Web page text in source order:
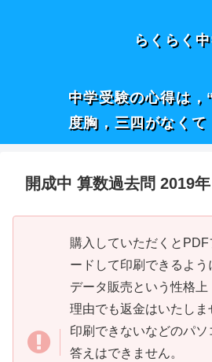
らくらく
中学受験の心得は，
度胸，三四がなく
開成中 算数過去問 2019
購入していただくと
ードして印刷できるよう
データ販売という性格
理由でも返金はいたしま
印刷できないなどのパ
答えはできません。